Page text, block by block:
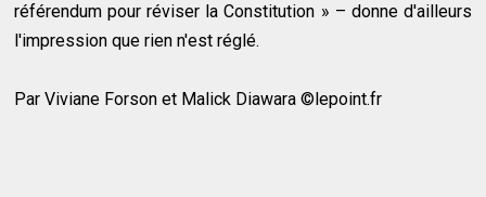
référendum pour réviser la Constitution » – donne d'ailleurs
l'impression que rien n'est réglé.
Par Viviane Forson et Malick Diawara ©lepoint.fr